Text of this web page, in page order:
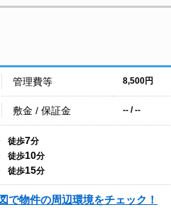
管理費等 8,500円
敷金 / 保証金 -- / --
徒歩7分
徒歩10分
徒歩15分
で物件の周辺環境をチェック！